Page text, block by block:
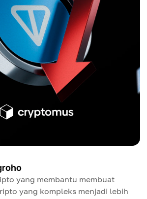
yang membantu membuat
yang kompleks menjadi lebih